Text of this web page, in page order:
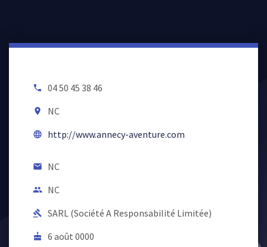
local_phone 04 50 45 38 46
room NC
language http://www.annecy-aventure.com
email NC
people NC
gavel SARL (Société A Responsabilité Limitée)
cake 6 août 0000